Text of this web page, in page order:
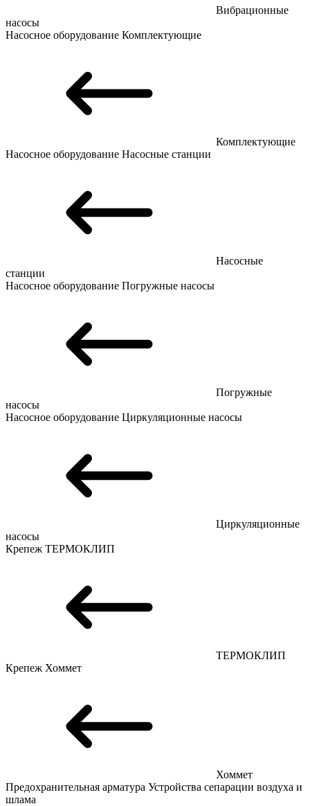
Вибрационные
насосы
Насосное оборудование Комплектующие
Комплектующие
Насосное оборудование Насосные станции
Насосные
станции
Насосное оборудование Погружные насосы
Погружные
насосы
Насосное оборудование Циркуляционные насосы
Циркуляционные
насосы
Крепеж ТЕРМОКЛИП
ТЕРМОКЛИП
Крепеж Хоммет
Хоммет
Предохранительная арматура Устройства сепарации воздуха и
шлама